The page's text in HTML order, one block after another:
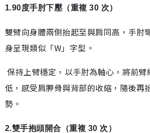
1.90度手肘下壓（重複 30 次）
雙臂向身體兩側抬起至與肩同高，手肘
身呈現類似「W」字型。
保持上臂穩定，以手肘為軸心，將前臂
低，感受肩胛骨與背部的收縮，隨後再
勢。
2.雙手抱頭開合（重複 30 次）